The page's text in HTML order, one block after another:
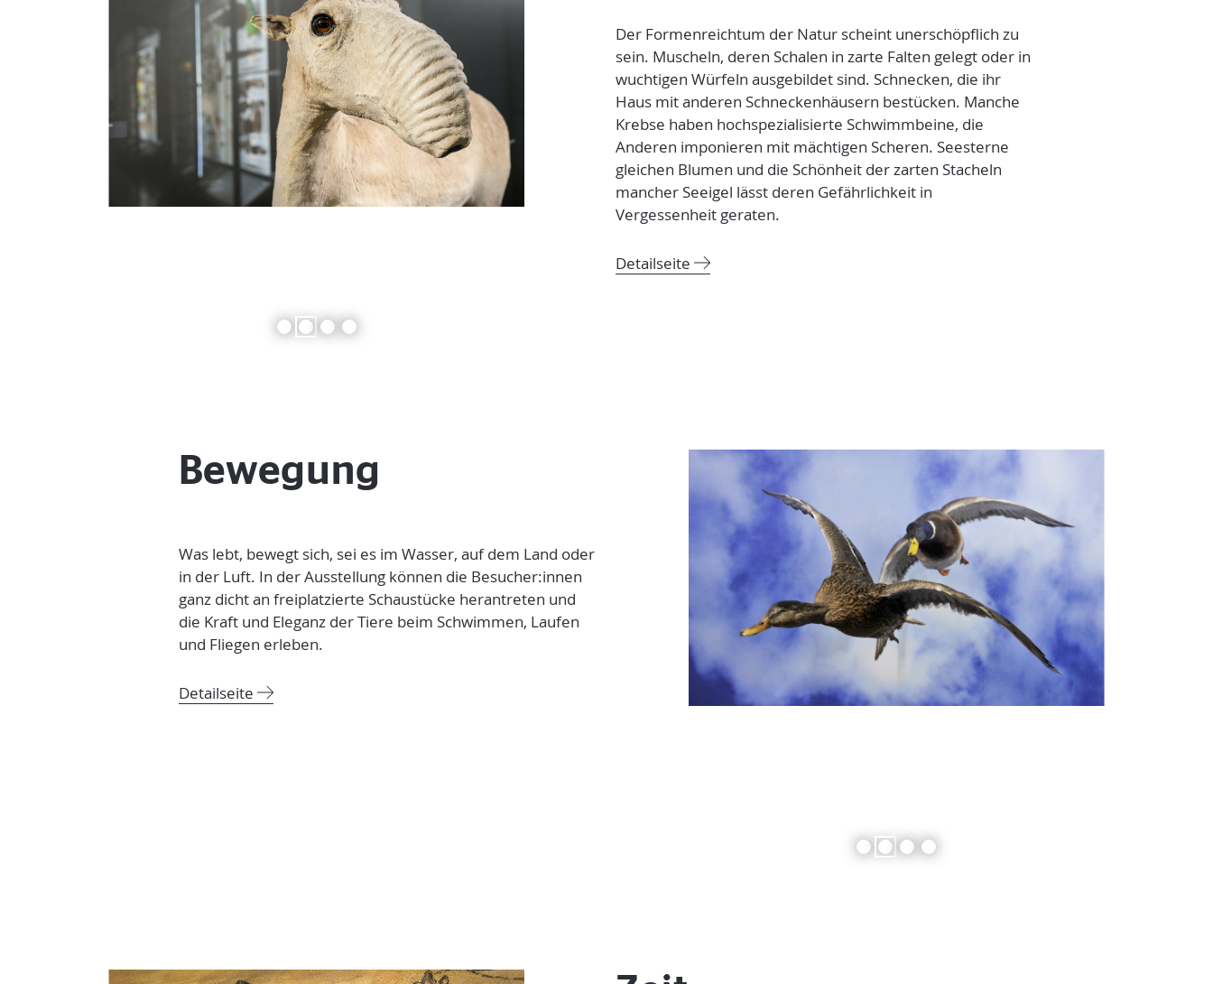
4
Der Formenreichtum der Natur scheint unerschöpflich zu
sein. Muscheln, deren Schalen in zarte Falten gelegt oder in
wuchtigen Würfeln ausgebildet sind. Schnecken, die ihr
Haus mit anderen Schneckenhäusern bestücken. Manche
Krebse haben hochspezialisierte Schwimmbeine, die
Anderen imponieren mit mächtigen Scheren. Seesterne
gleichen Blumen und die Schönheit der zarten Stacheln
mancher Seeigel lässt deren Gefährlichkeit in
Vergessenheit geraten.
Detailseite
Bewegung
Was lebt, bewegt sich, sei es im Wasser, auf dem Land oder
in der Luft. In der Ausstellung können die Besucher:innen
ganz dicht an freiplatzierte Schaustücke herantreten und
die Kraft und Eleganz der Tiere beim Schwimmen, Laufen
und Fliegen erleben.
Detailseite
4